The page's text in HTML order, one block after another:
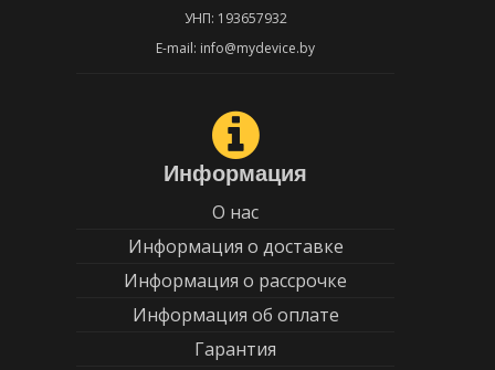
УНП: 193657932
E-mail: info@mydevice.by
Информация
О нас
Информация о доставке
Информация о рассрочке
Информация об оплате
Гарантия